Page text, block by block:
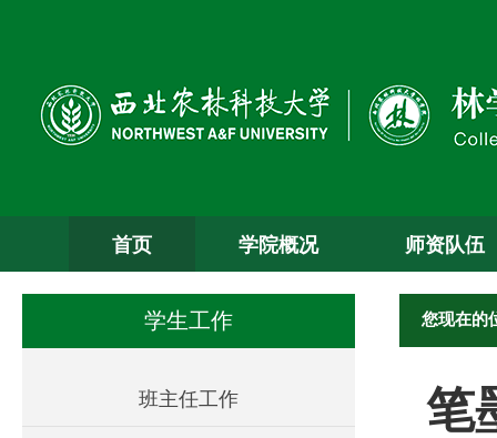
首页 学院概况 师资队伍
学生工作
班主任工作
您现在的
笔